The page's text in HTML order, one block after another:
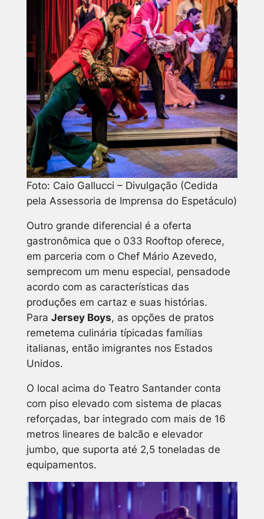
Foto: Caio Gallucci – Divulgação (Cedida
pela Assessoria de Imprensa do Espetáculo)
Outro grande diferencial é a oferta
gastronômica que o 033 Rooftop oferece,
em parceria com o Chef Mário Azevedo,
semprecom um menu especial, pensadode
acordo com as características das
produções em cartaz e suas histórias.
Para Jersey Boys, as opções de pratos
remetema culinária típicadas famílias
italianas, então imigrantes nos Estados
Unidos.
O local acima do Teatro Santander conta
com piso elevado com sistema de placas
reforçadas, bar integrado com mais de 16
metros lineares de balcão e elevador
jumbo, que suporta até 2,5 toneladas de
equipamentos.